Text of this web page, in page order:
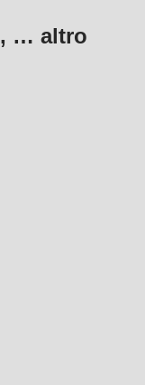
, … altro